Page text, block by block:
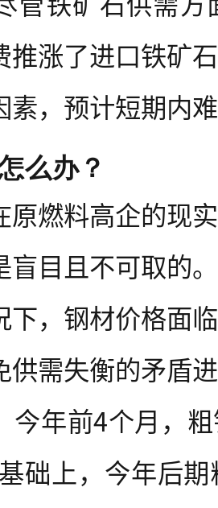
推涨了进口铁矿
素，预计短期内
么办？
原燃料高企的现
盲目且不可取的
下，钢材价格面
供需失衡的矛盾
今年前4个月，
础上，今年后